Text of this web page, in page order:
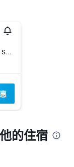
5, Songpa-Daero 28-Gil, Songpa-gu, 首爾, 韓國
的住宿